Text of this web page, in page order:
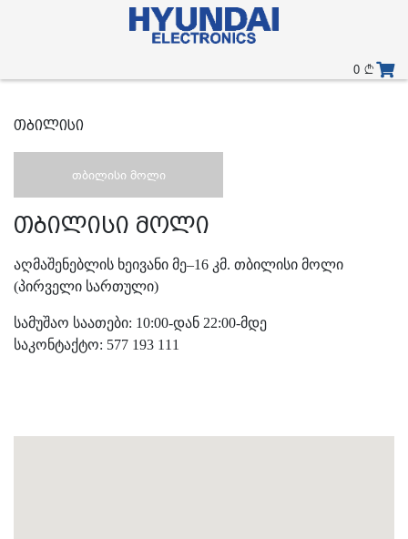
0
თბილისი
თბილისი მოლი
თბილისი მოლი
აღმაშენებლის ხეივანი მე–16 კმ. თბილისი მოლი
(პირველი სართული)
სამუშაო საათები: 10:00-დან 22:00-მდე
საკონტაქტო: 577 193 111